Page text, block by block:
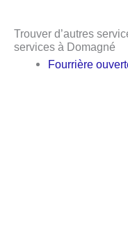
Trouver d’autres
services à Domagné
Fourrière